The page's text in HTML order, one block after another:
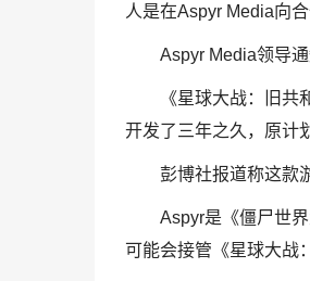
人是在Aspyr Media向
Aspyr Media领导
《星球大战：旧
开发了三年之久，原计
彭博社报道称这款
Aspyr是《僵尸世
可能会接管《星球大战